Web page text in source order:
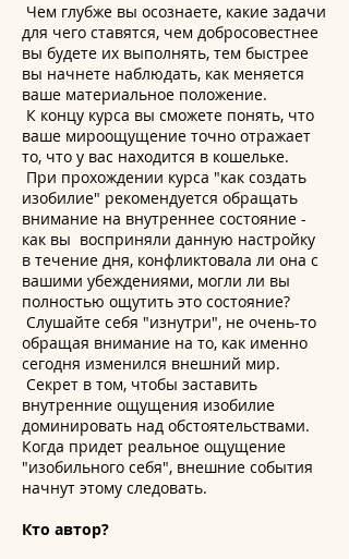
Чем глубже вы осознаете, какие задачи
для чего ставятся, чем добросовестнее
вы будете их выполнять, тем быстрее
вы начнете наблюдать, как меняется
ваше материальное положение.
К концу курса вы сможете понять, что
ваше мироощущение точно отражает
то, что у вас находится в кошельке.
При прохождении курса "как создать
изобилие" рекомендуется обращать
внимание на внутреннее состояние -
как вы восприняли данную настройку
в течение дня, конфликтовала ли она с
вашими убеждениями, могли ли вы
полностью ощутить это состояние?
Слушайте себя "изнутри", не очень-то
обращая внимание на то, как именно
сегодня изменился внешний мир.
Секрет в том, чтобы заставить
внутренние ощущения изобилие
доминировать над обстоятельствами.
Когда придет реальное ощущение
"изобильного себя", внешние события
начнут этому следовать.
Кто автор?